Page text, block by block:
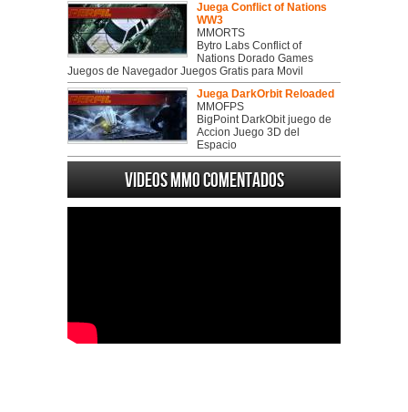
Juega Conflict of Nations
WW3
MMORTS
Bytro Labs Conflict of
Nations Dorado Games
Juegos de Navegador Juegos Gratis para Movil
Juega DarkOrbit Reloaded
MMOFPS
BigPoint DarkObit juego de
Accion Juego 3D del
Espacio
Videos MMO Comentados